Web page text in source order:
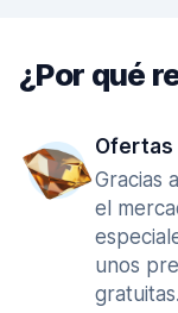
¿Por qué
Ofertas
Gracias
el
unos
gratuitas.